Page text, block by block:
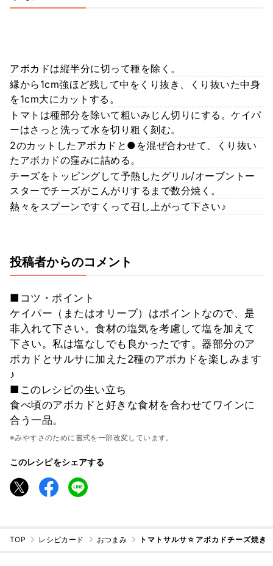
アボカドは縦半分に切って種を除く。
縁から1cm強ほど残して中をくり抜き、くり抜いた中身
を1cm大にカットする。
トマトは種部分を除いて粗いみじん切りにする。ケイパ
ーはさっと洗って水を切り粗く刻む。
2のカットしたアボカドと●を混ぜ合わせて、くり抜い
たアボカドの窪みに詰める。
チーズをトッピングして予熱したグリル/オーブントー
スターでチーズがこんがりするまで数分焼く。
熱々をスプーンですくって召し上がって下さい♪
投稿者からのコメント
■コツ・ポイント
ケイパー（またはオリーブ）はポイントなので、是
非入れて下さい。食材の塩気を考慮して塩を加えて
下さい。私は塩なしでも良かったです。器部分のア
ボカドとサルサに加えた2種のアボカドを楽しみます
♪
■このレシピの生い立ち
食べ頃のアボカドと好きな食材を合わせてワインに
合う一品。
※みやすさのために書式を一部改変しています。
このレシピをシェアする
TOP レシピカード おつまみ トマトサルサ☆アボカドチーズ焼き